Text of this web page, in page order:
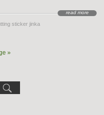
read more
sticker jinka
»